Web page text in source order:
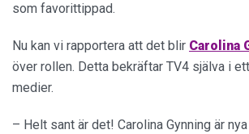
som favorittippad.
Nu kan vi rapportera att det blir Carolina
över rollen. Detta bekräftar TV4 själva i
medier.
– Helt sant är det! Carolina Gynning är